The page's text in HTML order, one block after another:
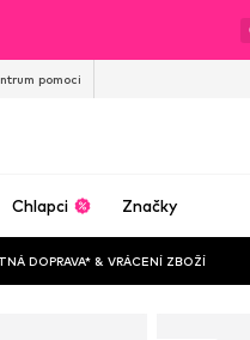
pomoci
Chlapci Značky
DOPRAVA* & VRÁCENÍ ZBOŽÍ